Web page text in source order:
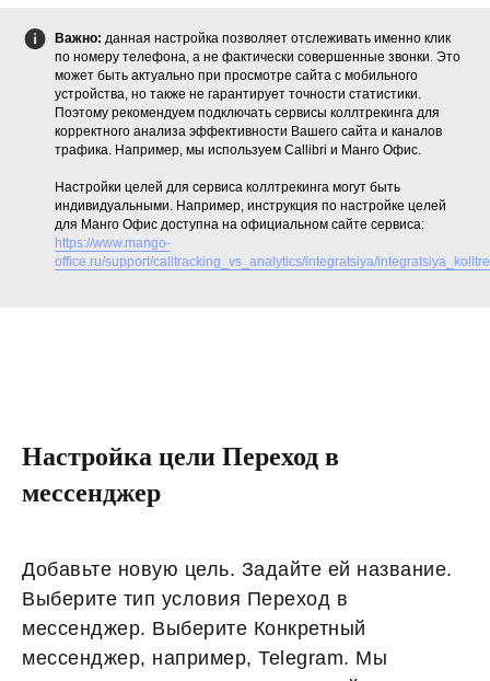
Важно: данная настройка позволяет отслеживать именно клик
по номеру телефона, а не фактически совершенные звонки. Это
может быть актуально при просмотре сайта с мобильного
устройства, но также не гарантирует точности статистики.
Поэтому рекомендуем подключать сервисы коллтрекинга для
корректного анализа эффективности Вашего сайта и каналов
трафика. Например, мы используем Callibri и Манго Офис.
Настройки целей для сервиса коллтрекинга могут быть
индивидуальными. Например, инструкция по настройке целей
для Манго Офис доступна на официальном сайте сервиса:
https://www.mango-
office.ru/support/calltracking_vs_analytics/integratsiya/
Настройка цели Переход в
мессенджер
Добавьте новую цель. Задайте ей название.
Выберите тип условия Переход в
мессенджер. Выберите Конкретный
мессенджер, например, Telegram. Мы